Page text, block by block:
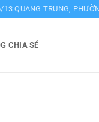
QUANG TRUNG,
CHIA SẺ